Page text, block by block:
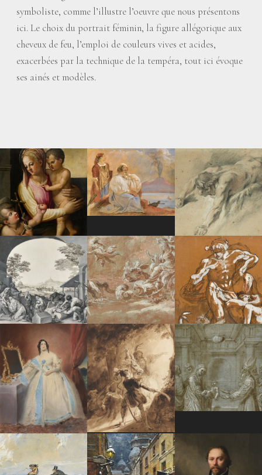
symboliste, comme l’illustre l’oeuvre que nous présentons
ici. Le choix du portrait féminin, la figure allégorique aux
cheveux de feu, l’emploi de couleurs vives et acides,
exacerbées par la technique de la tempéra, tout ici évoque
ses ainés et modèles.